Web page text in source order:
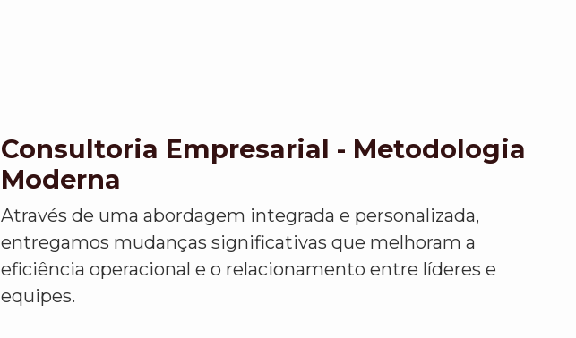
Consultoria Empresarial - Metodologia
Moderna
Através de uma abordagem integrada e personalizada,
entregamos mudanças significativas que melhoram a
eficiência operacional e o relacionamento entre líderes e
equipes.